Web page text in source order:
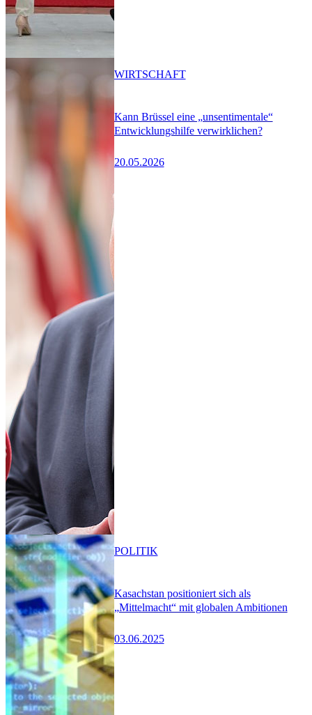
Kann Brüssel eine „unsentimentale“
Entwicklungshilfe verwirklichen?
20.05.2026
WIRTSCHAFT
Kasachstan positioniert sich als
„Mittelmacht“ mit globalen Ambitionen
03.06.2025
POLITIK